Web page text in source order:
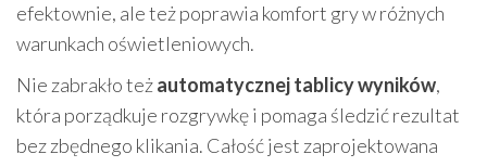
efektownie, ale też poprawia komfort gry w różnych
warunkach oświetleniowych.
Nie zabrakło teżautomatycznej tablicy wyników,
która porządkuje rozgrywkę i pomaga śledzić rezultat
bez zbędnego klikania. Całość jest zaprojektowana